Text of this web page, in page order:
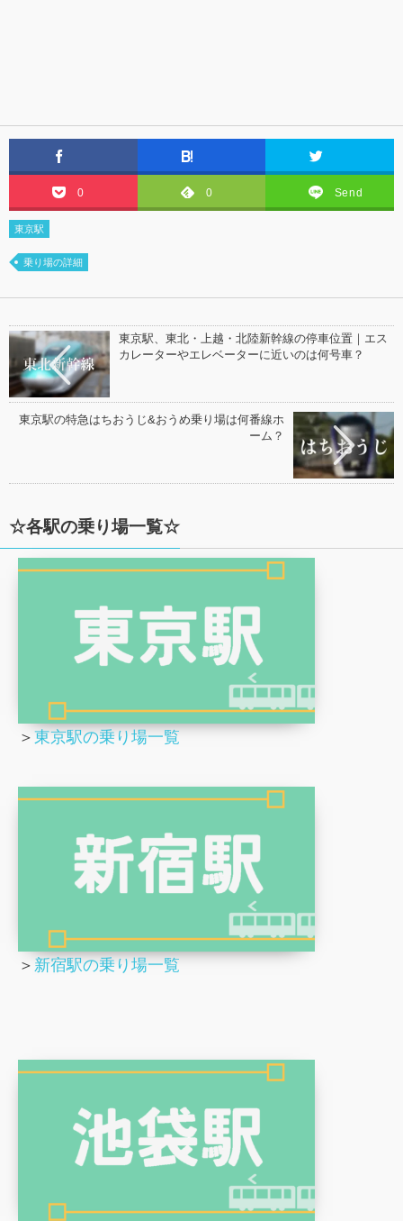
0 0 Send
東京駅
乗り場の詳細
東京駅、東北・上越・北陸新幹線の停車位置｜エス
カレーターやエレベーターに近いのは何号車？
東京駅の特急はちおうじ&おうめ乗り場は何番線ホ
ーム？
☆各駅の乗り場一覧☆
＞ 東京駅の乗り場一覧
＞ 新宿駅の乗り場一覧